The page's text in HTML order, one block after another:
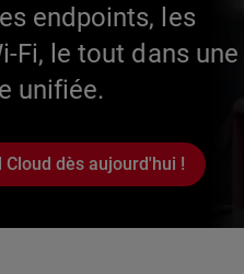
endpoints, les
Fi, le tout dans une
unifiée.
Cloud dès aujourd'hui !